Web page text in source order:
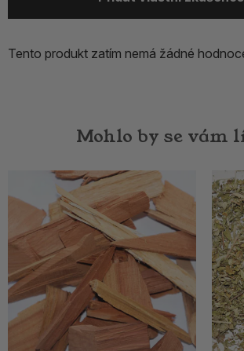
Tento produkt zatím nemá žádné
Mohlo by se vám